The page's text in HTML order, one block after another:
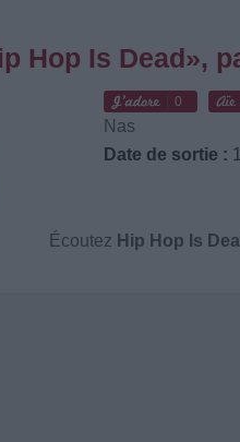
Hop Is Dead»,
0
Nas
Date de sortie :
Écoutez Hip Hop Is